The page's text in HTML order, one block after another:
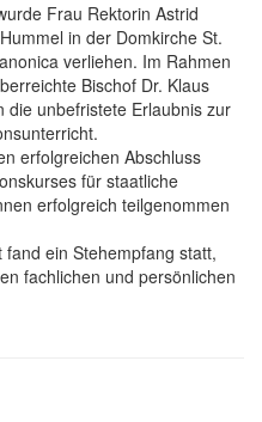
Frau Rektorin Astrid
in der Domkirche St.
verliehen. Im Rahmen
Bischof Dr. Klaus
die unbefristete Erlaubnis zur
erfolgreichen Abschluss
für staatliche
erfolgreich teilgenommen
ein Stehempfang statt,
fachlichen und persönlichen